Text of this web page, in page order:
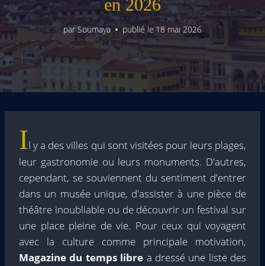
en 2026
par Soumaya publié le18 mai 2026
Il y a des villes qui sont visitées pour leurs plages,
leur gastronomie ou leurs monuments. D'autres,
cependant, se souviennent du sentiment d'entrer
dans un musée unique, d'assister à une pièce de
théâtre inoubliable ou de découvrir un festival sur
une place pleine de vie. Pour ceux qui voyagent
avec la culture comme principale motivation,
Magazine du temps libre a dressé une liste des